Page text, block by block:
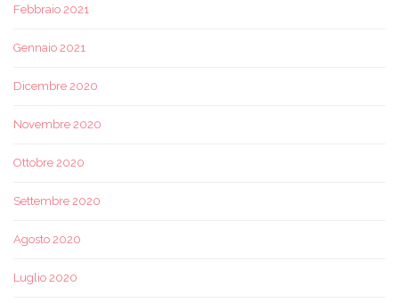
Febbraio 2021
Gennaio 2021
Dicembre 2020
Novembre 2020
Ottobre 2020
Settembre 2020
Agosto 2020
Luglio 2020